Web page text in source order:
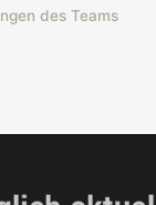
des Teams